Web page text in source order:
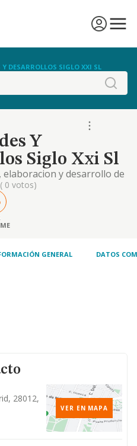
DESARROLLOS SIGLO XXI SL
Y
Siglo Xxi Sl
y desarrollo de
edificacion,
de ingenieria, la
terrenos propios y
de obras y edificaciones,
( 0 votos)
GENERAL DATOS
28012,
VER EN MAPA